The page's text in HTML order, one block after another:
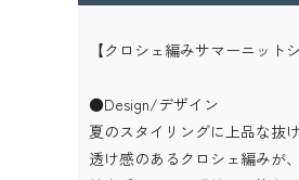
【クロシェ編みサマーニット
●Design/デザイン
夏のスタイリングに上品な抜
透け感のあるクロシェ編みが